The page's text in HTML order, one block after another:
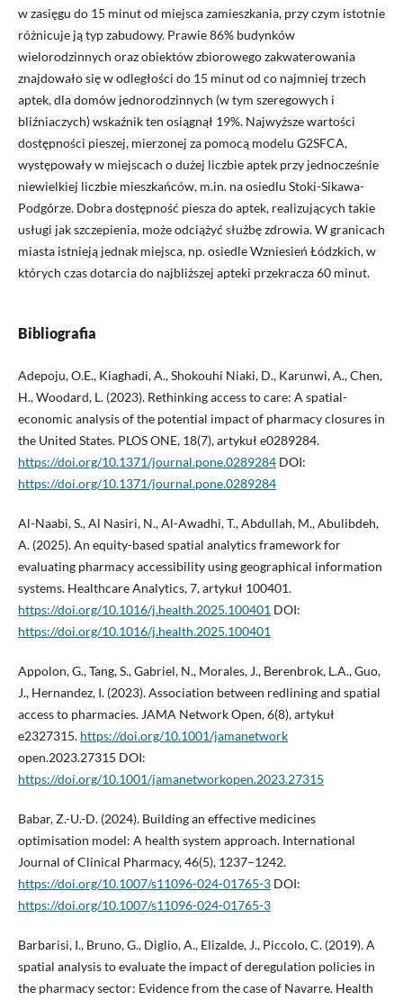
w zasięgu do 15 minut od miejsca zamieszkania, przy czym istotnie
różnicuje ją typ zabudowy. Prawie 86% budynków
wielorodzinnych oraz obiektów zbiorowego zakwaterowania
znajdowało się w odległości do 15 minut od co najmniej trzech
aptek, dla domów jednorodzinnych (w tym szeregowych i
bliźniaczych) wskaźnik ten osiągnął 19%. Najwyższe wartości
dostępności pieszej, mierzonej za pomocą modelu G2SFCA,
występowały w miejscach o dużej liczbie aptek przy jednocześnie
niewielkiej liczbie mieszkańców, m.in. na osiedlu Stoki-Sikawa-
Podgórze. Dobra dostępność piesza do aptek, realizujących takie
usługi jak szczepienia, może odciążyć służbę zdrowia. W granicach
miasta istnieją jednak miejsca, np. osiedle Wzniesień Łódzkich, w
których czas dotarcia do najbliższej apteki przekracza 60 minut.
Bibliografia
Adepoju, O.E., Kiaghadi, A., Shokouhi Niaki, D., Karunwi, A., Chen,
H., Woodard, L. (2023). Rethinking access to care: A spatial-
economic analysis of the potential impact of pharmacy closures in
the United States. PLOS ONE, 18(7), artykuł e0289284.
https://doi.org/10.1371/journal.pone.0289284DOI:
https://doi.org/10.1371/journal.pone.0289284
Al-Naabi, S., Al Nasiri, N., Al-Awadhi, T., Abdullah, M., Abulibdeh,
A. (2025). An equity-based spatial analytics framework for
evaluating pharmacy accessibility using geographical information
systems. Healthcare Analytics, 7, artykuł 100401.
https://doi.org/10.1016/j.health.2025.100401 DOI:
https://doi.org/10.1016/j.health.2025.100401
Appolon, G., Tang, S., Gabriel, N., Morales, J., Berenbrok, L.A., Guo,
J., Hernandez, I. (2023). Association between redlining and spatial
access to pharmacies. JAMA Network Open, 6(8), artykuł
e2327315. https://doi.org/10.1001/jamanetwork
open.2023.27315 DOI:
https://doi.org/10.1001/jamanetworkopen.2023.27315
Babar, Z.-U.-D. (2024). Building an effective medicines
optimisation model: A health system approach. International
Journal of Clinical Pharmacy, 46(5), 1237–1242.
https://doi.org/10.1007/s11096-024-01765-3DOI:
https://doi.org/10.1007/s11096-024-01765-3
Barbarisi, I., Bruno, G., Diglio, A., Elizalde, J., Piccolo, C. (2019). A
spatial analysis to evaluate the impact of deregulation policies in
the pharmacy sector: Evidence from the case of Navarre. Health